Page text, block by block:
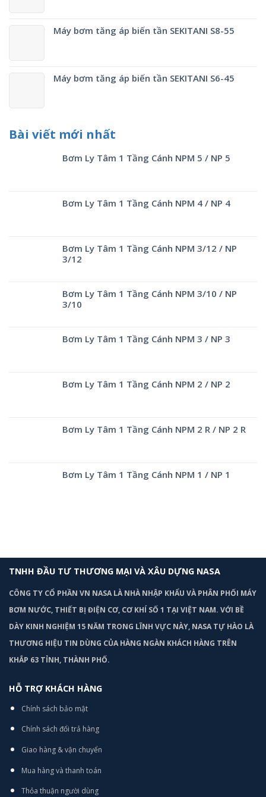
Máy bơm tăng áp biến tần SEKITANI S8-55
Máy bơm tăng áp biến tần SEKITANI S6-45
Bài viết mới nhất
Bơm Ly Tâm 1 Tầng Cánh NPM 5 / NP 5
Bơm Ly Tâm 1 Tầng Cánh NPM 4 / NP 4
Bơm Ly Tâm 1 Tầng Cánh NPM 3/12 / NP
3/12
Bơm Ly Tâm 1 Tầng Cánh NPM 3/10 / NP
3/10
Bơm Ly Tâm 1 Tầng Cánh NPM 3 / NP 3
Bơm Ly Tâm 1 Tầng Cánh NPM 2 / NP 2
Bơm Ly Tâm 1 Tầng Cánh NPM 2 R / NP 2 R
Bơm Ly Tâm 1 Tầng Cánh NPM 1 / NP 1
TNHH ĐẦU TƯ THƯƠNG MẠI VÀ XÂU DỰNG NASA
CÔNG TY CỔ PHẦN VN NASA LÀ NHÀ NHẬP KHẨU VÀ PHÂN PHỐI MÁY
BƠM NƯỚC, THIẾT BỊ ĐIỆN CƠ, CƠ KHÍ SỐ 1 TẠI VIỆT NAM. VỚI BỀ
DÀY KINH NGHIỆM 15 NĂM TRONG LĨNH VỰC NÀY, NASA TỰ HÀO LÀ
THƯƠNG HIỆU TIN DÙNG CỦA HÀNG NGÀN KHÁCH HÀNG TRÊN
KHẮP 63 TỈNH, THÀNH PHỐ.
HỖ TRỢ KHÁCH HÀNG
Chính sách bảo mật
Chính sách đổi trả hàng
Giao hàng & vận chuyển
Mua hàng và thanh toán
Thỏa thuận người dùng